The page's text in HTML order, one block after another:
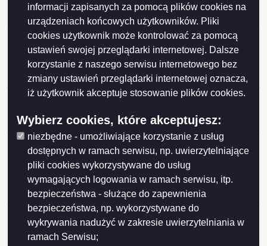
informacji zapisanych za pomocą plików cookies na
urządzeniach końcowych użytkowników. Pliki
cookies użytkownik może kontrolować za pomocą
ustawień swojej przeglądarki internetowej. Dalsze
korzystanie z naszego serwisu internetowego bez
zmiany ustawień przeglądarki internetowej oznacza,
iż użytkownik akceptuje stosowanie plików cookies.
Wybierz cookies, które akceptujesz:
niezbędne - umożliwiające korzystanie z usług
dostępnych w ramach serwisu, np. uwierzytelniające
pliki cookies wykorzystywane do usług
wymagających logowania w ramach serwisu, itp.
bezpieczeństwa - służące do zapewnienia
bezpieczeństwa, np. wykorzystywane do
wykrywania nadużyć w zakresie uwierzytelniania w
ramach Serwisu;
nieruchomości stanowiących własność Gminy Miasta
Suwałki przeznaczonych do najmu i dzierżawy.
Ogłoszenie z dnia 2026-06-10 Wykaz lokali
stanowiących własność Miasta Suwałk
przeznaczonych do sprzedaży w drodze
bezprzetargowej na rzecz najemców.
Ogłoszenie z dnia 2026-05-28 Wykaz nr 11/2026
Suwałki przeznaczonych do najmu i dzierżawy.
Ogłoszenie z dnia 2026-05-27 Wykaz nieruchomości
stanowiących własność Miasta Suwałk
przeznaczonych do sprzedaży w drodze
bezprzetargowej na rzecz dotychczasowego
dzierżawcy (działki nr 10353, 11762).
Ogłoszenie z dnia 2026-05-27 Wykaz nieruchomości
stanowiącej własność Miasta Suwałk przeznaczonej
do sprzedaży w drodze bezprzetargowej (działka nr